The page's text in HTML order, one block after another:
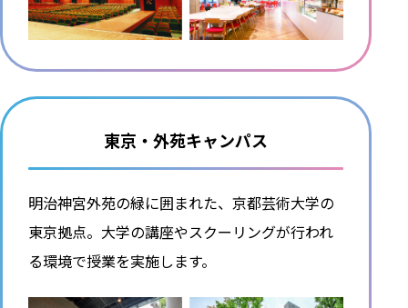
東京・外苑キャンパス
明治神宮外苑の緑に囲まれた、京都芸術大学の
東京拠点。大学の講座やスクーリングが行われ
る環境で授業を実施します。